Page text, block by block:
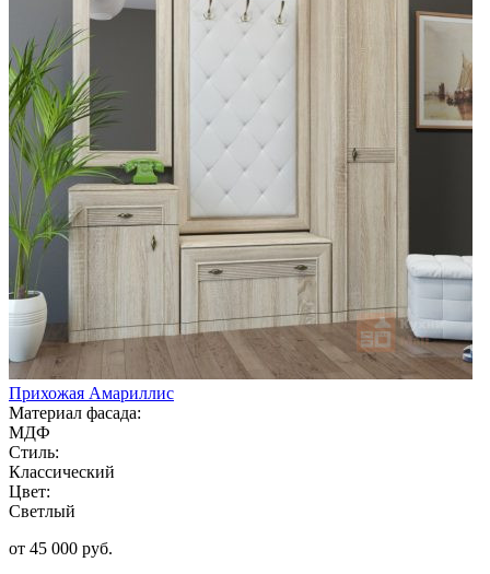
Прихожая Амариллис
Материал фасада:
МДФ
Стиль:
Классический
Цвет:
Светлый
от 45 000 руб.